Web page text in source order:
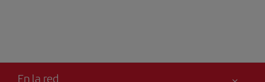
En la red